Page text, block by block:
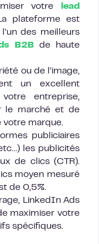
votre
lead
plateforme est
des meilleurs
B2B de haute
ou de l’image,
un excellent
entreprise,
le marché et de
votre marque.
publiciaires
les publicités
de clics (CTR).
moyen mesuré
de 0,5%.
LinkedIn Ads
maximiser votre
spécifiques.